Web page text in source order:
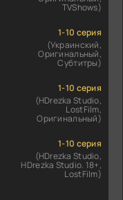
TVShows)
1-10 серия
(Украинский,
Оригинальный,
Субтитры)
1-10 серия
(HDrezka Studio,
LostFilm,
Оригинальный)
1-10 серия
(HDrezka Studio,
HDrezka Studio. 18+,
LostFilm)